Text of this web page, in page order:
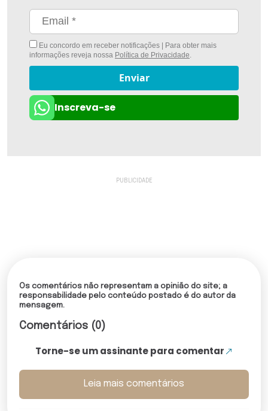
Eu concordo em receber notificações | Para obter mais
informações reveja nossa Política de Privacidade.
Enviar
Inscreva-se
Os comentários não representam a opinião do site; a
responsabilidade pelo conteúdo postado é do autor da
mensagem.
Comentários (0)
Torne-se um assinante para comentar
Leia mais comentários